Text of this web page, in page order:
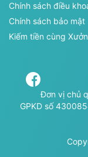
Chính sách điều
Chính sách bảo mật
Kiếm tiền cùng
Đơn vị chủ
GPKD số